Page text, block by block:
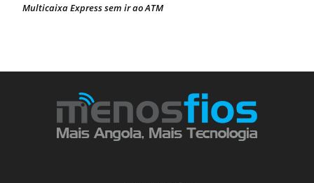
Multicaixa Express sem ir ao ATM